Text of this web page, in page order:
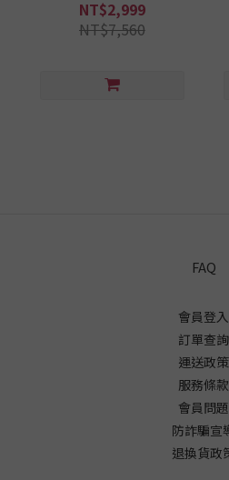
Atsushi®
NT$2,999
NT$7,560
FAQ
會員登入
訂單查詢
運送政策
服務條款
會員問題
防詐騙宣
退換貨政